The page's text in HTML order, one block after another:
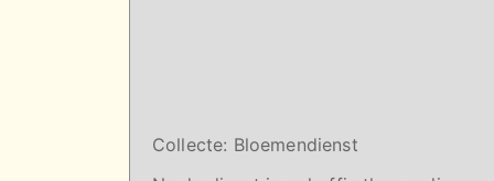
Collecte: Bloemendienst